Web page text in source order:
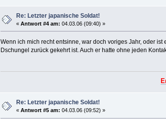
Re: Letzter japanische Soldat!
«Antwort #4 am: 04.03.06 (09:40) »
Wenn ich mich recht entsinne, war doch voriges Jahr, oder
Dschungel zurück gekehrt ist. Auch er hatte ohne jeden
Re: Letzter japanische Soldat!
«Antwort #5 am: 04.03.06 (09:52) »